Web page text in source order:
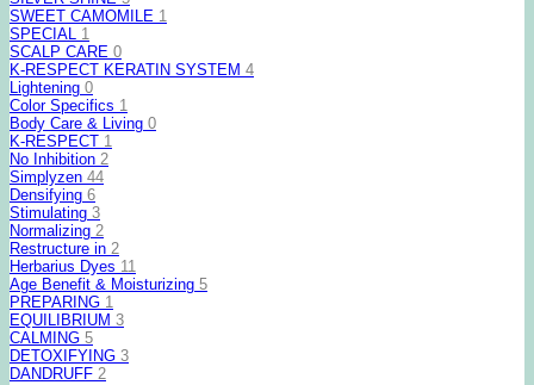
SWEET CAMOMILE 1
SPECIAL 1
SCALP CARE 0
K-RESPECT KERATIN SYSTEM 4
Lightening 0
Color Specifics 1
Body Care & Living 0
K-RESPECT 1
No Inhibition 2
Simplyzen 44
Densifying 6
Stimulating 3
Normalizing 2
Restructure in 2
Herbarius Dyes 11
Age Benefit & Moisturizing 5
PREPARING 1
EQUILIBRIUM 3
CALMING 5
DETOXIFYING 3
DANDRUFF 2